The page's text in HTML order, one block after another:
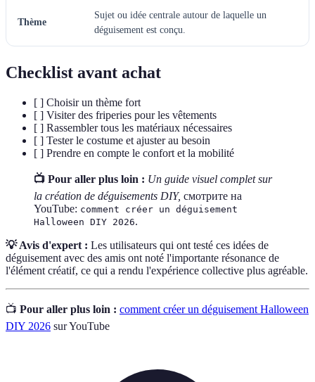
Thème
Sujet ou idée centrale autour de laquelle un
déguisement est conçu.
Checklist avant achat
[ ] Choisir un thème fort
[ ] Visiter des friperies pour les vêtements
[ ] Rassembler tous les matériaux nécessaires
[ ] Tester le costume et ajuster au besoin
[ ] Prendre en compte le confort et la mobilité
📺 Pour aller plus loin : Un guide visuel complet sur
la création de déguisements DIY, смотрите на
YouTube: comment créer un déguisement
Halloween DIY 2026.
💡 Avis d'expert : Les utilisateurs qui ont testé ces idées de
déguisement avec des amis ont noté l'importante résonance de
l'élément créatif, ce qui a rendu l'expérience collective plus agréable.
📺 Pour aller plus loin : comment créer un déguisement Halloween
DIY 2026 sur YouTube